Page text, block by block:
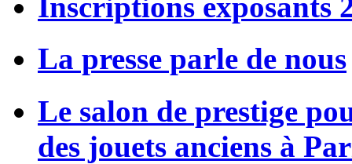
Inscriptions exposants
La presse parle de nous
Le salon de prestige
des jouets anciens à